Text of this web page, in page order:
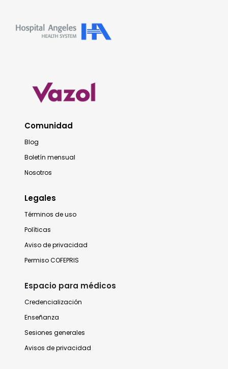
Comunidad
Blog
Boletín mensual
Nosotros
Legales
Términos de uso
Políticas
Aviso de privacidad
Permiso COFEPRIS
Espacio para médicos
Credencialización
Enseñanza
Sesiones generales
Avisos de privacidad